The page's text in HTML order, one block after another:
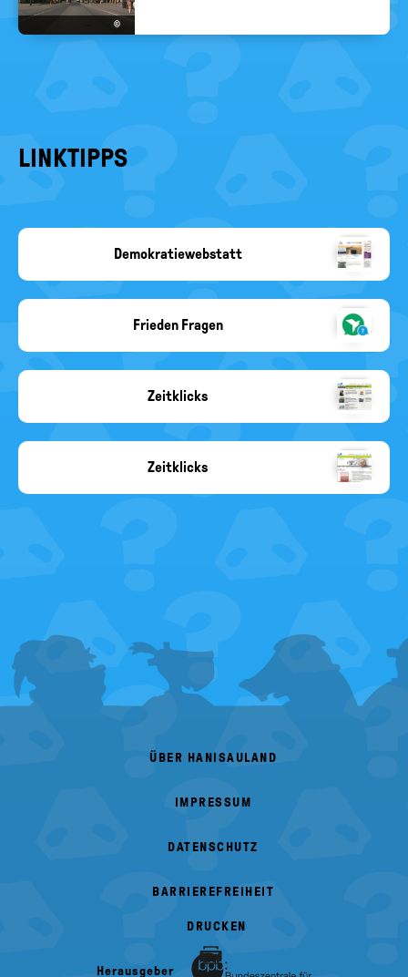
©
LINKTIPPS
fehlt
Demokratiewebstatt
Frieden Fragen
1980er
Zeitklicks
Zeitklicks
FOOTER
MENU
ÜBER HANISAULAND
IMPRESSUM
DATENSCHUTZ
BARRIEREFREIHEIT
DRUCKEN
Herausgeber